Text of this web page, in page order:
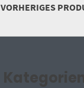
VORHERIGES